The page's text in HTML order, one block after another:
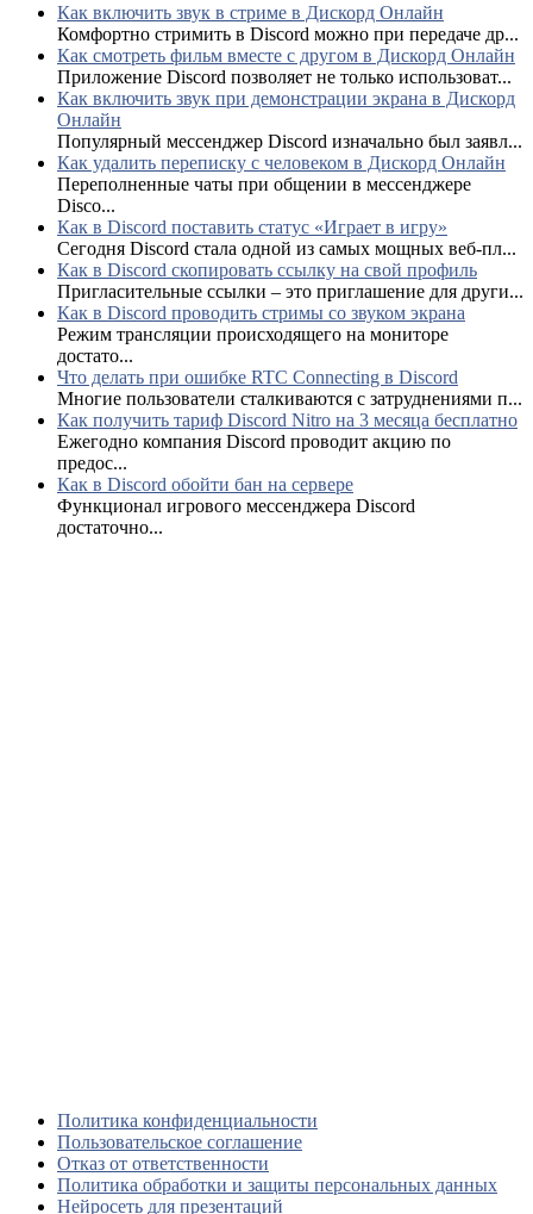
Как включить звук в стриме в Дискорд Онлайн
Комфортно стримить в Discord можно при передаче др...
Как смотреть фильм вместе с другом в Дискорд Онлайн
Приложение Discord позволяет не только использоват...
Как включить звук при демонстрации экрана в Дискорд
Онлайн
Популярный мессенджер Discord изначально был заявл...
Как удалить переписку с человеком в Дискорд Онлайн
Переполненные чаты при общении в мессенджере
Disco...
Как в Discord поставить статус «Играет в игру»
Сегодня Discord стала одной из самых мощных веб-пл...
Как в Discord скопировать ссылку на свой профиль
Пригласительные ссылки – это приглашение для други...
Как в Discord проводить стримы со звуком экрана
Режим трансляции происходящего на мониторе
достато...
Что делать при ошибке RTC Connecting в Discord
Многие пользователи сталкиваются с затруднениями п...
Как получить тариф Discord Nitro на 3 месяца бесплатно
Ежегодно компания Discord проводит акцию по
предос...
Как в Discord обойти бан на сервере
Функционал игрового мессенджера Discord
достаточно...
Политика конфиденциальности
Пользовательское соглашение
Отказ от ответственности
Политика обработки и защиты персональных данных
Нейросеть для презентаций